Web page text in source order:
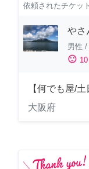
依頼されたチケット
やさ
男性 /
sentiment_satisfied 10
【何でも屋/
大阪府